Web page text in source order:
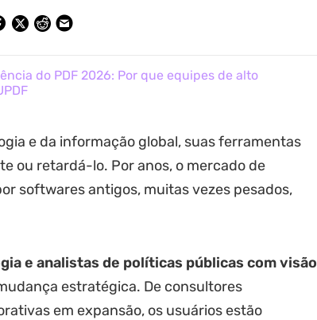
do PDF 2026: Por que equipes de alto
e da informação global, suas ferramentas
ou retardá-lo. Por anos, o mercado de
softwares antigos, muitas vezes pesados,
e analistas de políticas públicas com visão
estratégica. De consultores
em expansão, os usuários estão